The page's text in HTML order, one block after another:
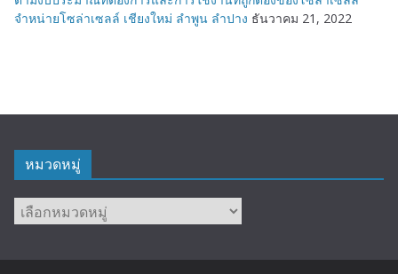
จำหน่ายโซล่าเซลล์ เชียงใหม่ ลำพูน ลำปาง ธันวาคม 21, 2022
หมวดหมู่
หมวด
หมู่